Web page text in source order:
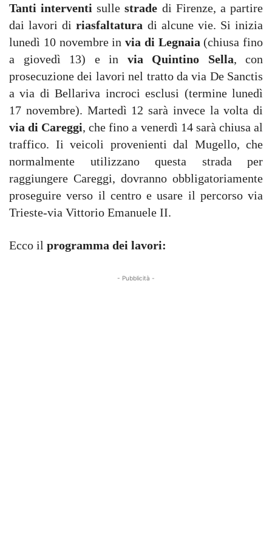
Tanti interventi sullestrade di Firenze, a partire
dai lavori diriasfaltatura di alcune vie. Si inizia
lunedì 10 novembre in via di Legnaia (chiusa fino
a giovedì 13) e in via Quintino Sella, con
prosecuzione dei lavori nel tratto da via De Sanctis
a via di Bellariva incroci esclusi (termine lunedì
17 novembre). Martedì 12 sarà invece la volta di
via di Careggi, che fino a venerdì 14 sarà chiusa al
traffico. Ii veicoli provenienti dal Mugello, che
normalmente utilizzano questa strada per
raggiungere Careggi, dovranno obbligatoriamente
proseguire verso il centro e usare il percorso via
Trieste-via Vittorio Emanuele II.
Ecco il programma dei lavori:
- Pubblicità -